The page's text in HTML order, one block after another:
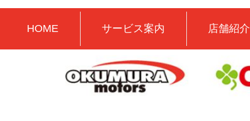
HOME サービス案内 店舗紹介